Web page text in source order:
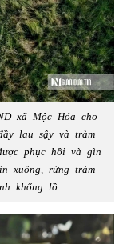
xã Mộc Hóa cho
lau sậy và tràm
phục hồi và gìn
xuống, rừng tràm
khổng lồ.